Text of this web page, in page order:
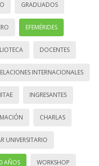
GRADUADOS
EFEMÉRIDES
DOCENTES
INTERNACIONALES
IITAE INGRESANTES
CHARLAS
UNIVERSITARIO
AÑOS WORKSHOP